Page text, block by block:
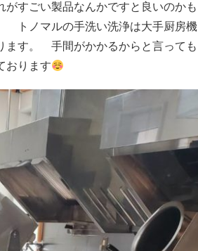
すごい製品なんかですと良いのかも
トノマルの手洗い洗浄は大手厨房機
ます。 手間がかかるからと言っても
おります